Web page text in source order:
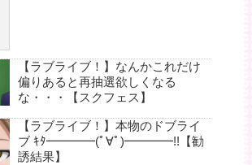
【ラブライブ！】なんかこれだけ
偏りあると再抽選欲しくなる
な・・・【スクフェス】
【ラブライブ！】本物のドブライ
ブ ｷﾀ━━━━(ﾟ∀ﾟ)━━━━!!【勧
誘結果】